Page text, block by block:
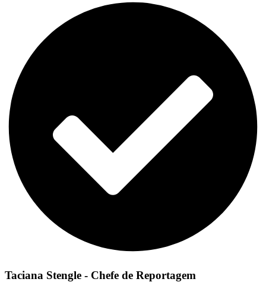
Taciana Stengle - Chefe de Reportagem